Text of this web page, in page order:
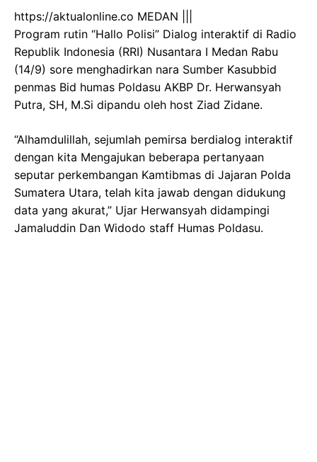
https://aktualonline.co MEDAN |||
Program rutin “Hallo Polisi” Dialog interaktif di Radio
Republik Indonesia (RRI) Nusantara I Medan Rabu
(14/9) sore menghadirkan nara Sumber Kasubbid
penmas Bid humas Poldasu AKBP Dr. Herwansyah
Putra, SH, M.Si dipandu oleh host Ziad Zidane.
“Alhamdulillah, sejumlah pemirsa berdialog interaktif
dengan kita Mengajukan beberapa pertanyaan
seputar perkembangan Kamtibmas di Jajaran Polda
Sumatera Utara, telah kita jawab dengan didukung
data yang akurat,” Ujar Herwansyah didampingi
Jamaluddin Dan Widodo staff Humas Poldasu.